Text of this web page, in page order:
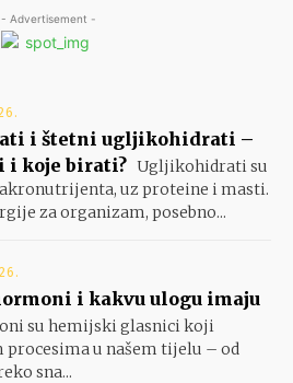
- Advertisement -
i štetni ugljikohidrati –
i koje birati? Ugljikohidrati su
uz proteine i masti.
za organizam, posebno...
i kakvu ulogu imaju
su hemijski glasnici koji
u našem tijelu – od
sna...